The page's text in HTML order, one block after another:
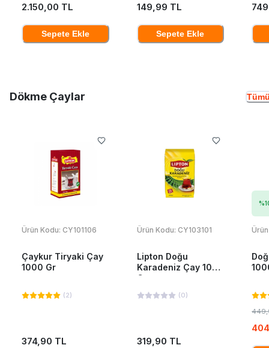
2.150,00 TL
Sepete Ekle
149,99 TL
Sepete Ekle
Dökme Çaylar
Ürün Kodu: CY101106
Çaykur Tiryaki Çay
1000 Gr
(2)
374,90 TL
Ürün Kodu: CY103101
Lipton Doğu
Karadeniz Çay 1000
Gr
(0)
319,90 TL
%